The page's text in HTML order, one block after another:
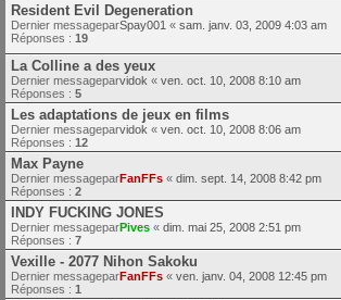
Resident Evil Degeneration
Dernier messageparSpay001 « sam. janv. 03, 2009 4:03 am
Réponses : 19
La Colline a des yeux
Dernier messageparvidok « ven. oct. 10, 2008 8:10 am
Réponses : 5
Les adaptations de jeux en films
Dernier messageparvidok « ven. oct. 10, 2008 8:06 am
Réponses : 12
Max Payne
Dernier messageparFanFFs « dim. sept. 14, 2008 8:42 pm
Réponses : 2
INDY FUCKING JONES
Dernier messageparPives « dim. mai 25, 2008 2:51 pm
Réponses : 7
Vexille - 2077 Nihon Sakoku
Dernier messageparFanFFs « ven. janv. 04, 2008 12:45 pm
Réponses : 1